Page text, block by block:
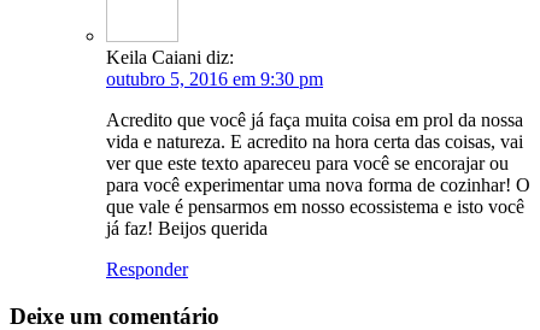
Keila Caiani diz:
outubro 5, 2016 em 9:30 pm
Acredito que você já faça muita coisa em prol da nossa
vida e natureza. E acredito na hora certa das coisas, vai
ver que este texto apareceu para você se encorajar ou
para você experimentar uma nova forma de cozinhar! O
que vale é pensarmos em nosso ecossistema e isto você
já faz! Beijos querida
Responder
Deixe um comentário